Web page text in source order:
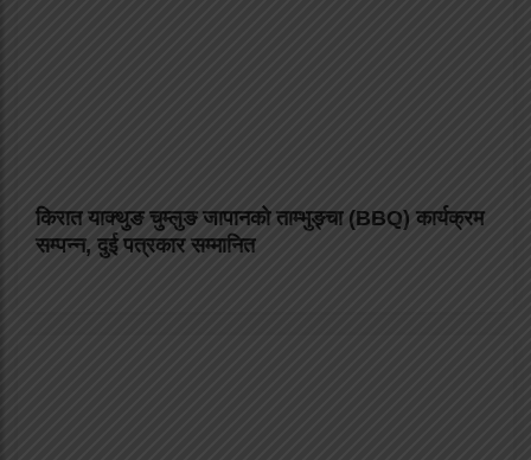
किरात याक्थुङ चुम्लुङ जापानको ताम्भुङ्चा (BBQ) कार्यक्रम
सम्पन्न, दुई पत्रकार सम्मानित